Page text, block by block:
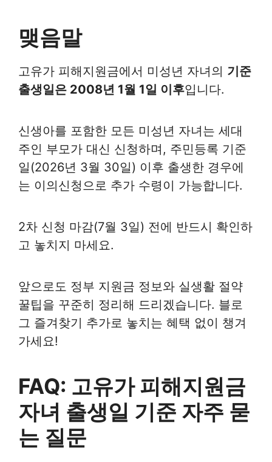
맺음말
고유가 피해지원금에서 미성년 자녀의 기준
출생일은 2008년 1월 1일 이후입니다.
신생아를 포함한 모든 미성년 자녀는 세대
주인 부모가 대신 신청하며, 주민등록 기준
일(2026년 3월 30일) 이후 출생한 경우에
는 이의신청으로 추가 수령이 가능합니다.
2차 신청 마감(7월 3일) 전에 반드시 확인하
고 놓치지 마세요.
앞으로도 정부 지원금 정보와 실생활 절약
꿀팁을 꾸준히 정리해 드리겠습니다. 블로
그 즐겨찾기 추가로 놓치는 혜택 없이 챙겨
가세요!
FAQ: 고유가 피해지원금
자녀 출생일 기준 자주 묻
는 질문